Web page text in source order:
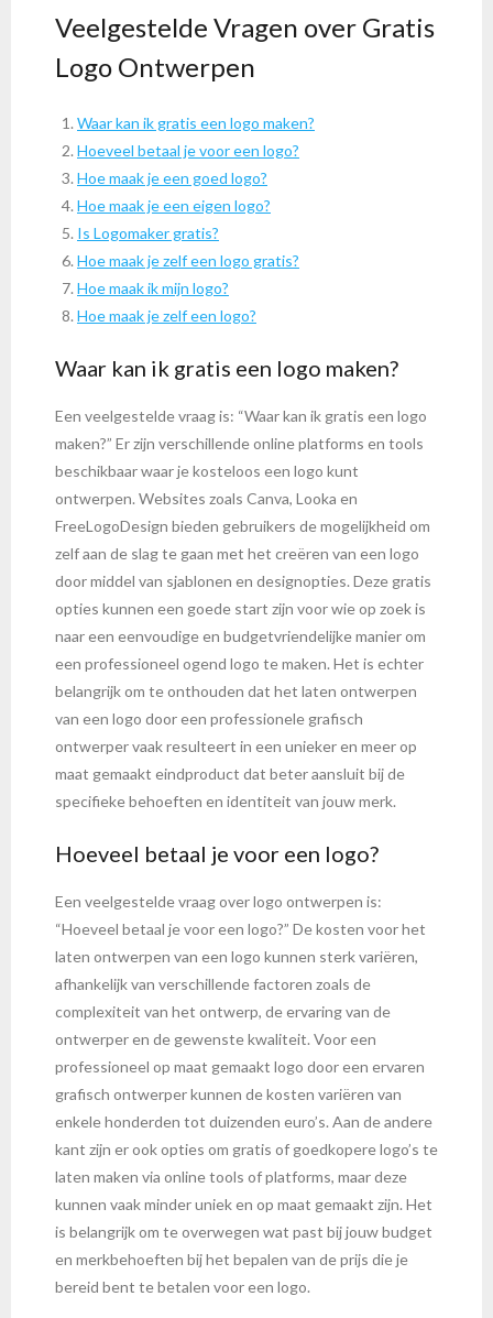
Veelgestelde Vragen over Gratis
Logo Ontwerpen
Waar kan ik gratis een logo maken?
Hoeveel betaal je voor een logo?
Hoe maak je een goed logo?
Hoe maak je een eigen logo?
Is Logomaker gratis?
Hoe maak je zelf een logo gratis?
Hoe maak ik mijn logo?
Hoe maak je zelf een logo?
Waar kan ik gratis een logo maken?
Een veelgestelde vraag is: “Waar kan ik gratis een logo
maken?” Er zijn verschillende online platforms en tools
beschikbaar waar je kosteloos een logo kunt
ontwerpen. Websites zoals Canva, Looka en
FreeLogoDesign bieden gebruikers de mogelijkheid om
zelf aan de slag te gaan met het creëren van een logo
door middel van sjablonen en designopties. Deze gratis
opties kunnen een goede start zijn voor wie op zoek is
naar een eenvoudige en budgetvriendelijke manier om
een professioneel ogend logo te maken. Het is echter
belangrijk om te onthouden dat het laten ontwerpen
van een logo door een professionele grafisch
ontwerper vaak resulteert in een unieker en meer op
maat gemaakt eindproduct dat beter aansluit bij de
specifieke behoeften en identiteit van jouw merk.
Hoeveel betaal je voor een logo?
Een veelgestelde vraag over logo ontwerpen is:
“Hoeveel betaal je voor een logo?” De kosten voor het
laten ontwerpen van een logo kunnen sterk variëren,
afhankelijk van verschillende factoren zoals de
complexiteit van het ontwerp, de ervaring van de
ontwerper en de gewenste kwaliteit. Voor een
professioneel op maat gemaakt logo door een ervaren
grafisch ontwerper kunnen de kosten variëren van
enkele honderden tot duizenden euro’s. Aan de andere
kant zijn er ook opties om gratis of goedkopere logo’s te
laten maken via online tools of platforms, maar deze
kunnen vaak minder uniek en op maat gemaakt zijn. Het
is belangrijk om te overwegen wat past bij jouw budget
en merkbehoeften bij het bepalen van de prijs die je
bereid bent te betalen voor een logo.